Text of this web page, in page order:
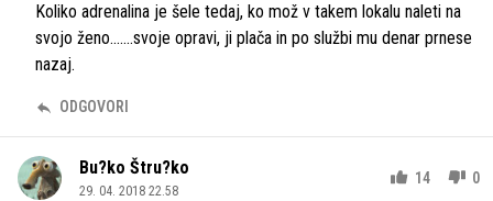
Koliko adrenalina je šele tedaj, ko mož v takem lokalu naleti na
svojo ženo.......svoje opravi, ji plača in po službi mu denar prnese
nazaj.
ODGOVORI
Bu?ko Štru?ko
29. 04. 2018 22.58
14 0